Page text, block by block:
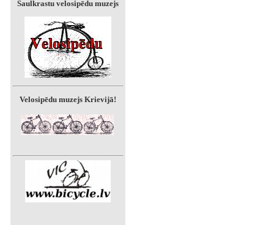
Saulkrastu velosipēdu muzejs
Velosipēdu muzejs Krievijā!